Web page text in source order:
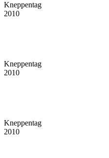
Kneppentag
2010
Kneppentag
2010
Kneppentag
2010